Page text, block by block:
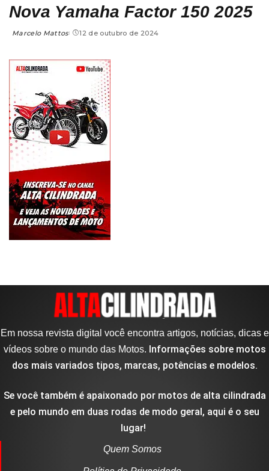
Nova Yamaha Factor 150 2025
Marcelo Mattos 12 de outubro de 2024
Em nossa revista digital você encontra artigos, notícias, dicas e
vídeos sobre o mundo das Motos. Informações sobre motos
dos mais variados tipos, marcas, potências e modelos.
Se você também é apaixonado por motos de alta cilindrada
e pelo mundo em duas rodas de modo geral, aqui é o seu
lugar!
Quem Somos